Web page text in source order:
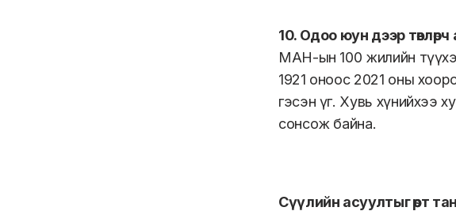
10. Одоо юун дээр
МАН-ын 100 жилийн
1921 оноос 2021 оны
гэсэн үг. Хувь хүнийхээ
сонсож байна.
Сүүлийн асуултыг өөрт